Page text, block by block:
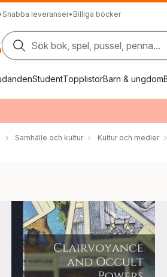
Snabba leveranser• Billiga böcker
Sök bok, spel, pussel, penna...
StudentTopplistorBarn & ungdom
Samhälle och kultur Kultur och medier